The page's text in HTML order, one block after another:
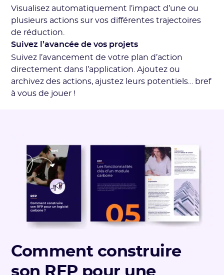
Visualisez automatiquement l’impact d’une ou
plusieurs actions sur vos différentes trajectoires
de réduction.
Suivez l’avancée de vos projets
Suivez l’avancement de votre plan d’action
directement dans l’application. Ajoutez ou
archivez des actions, ajustez leurs potentiels… bref
à vous de jouer !
Comment construire
son RFP pour une